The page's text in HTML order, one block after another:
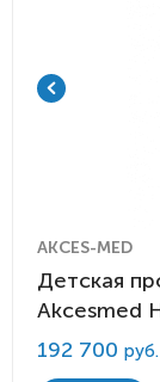
AKCES-MED
Детская
Akcesmed
192 700 руб.